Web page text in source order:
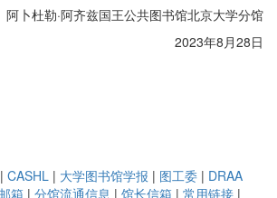
阿卜杜勒·阿齐兹国王公共图书馆北京大学分馆
2023年8月28日
| CASHL | 大学图书馆学报 | 图工委 | DRAA
箱 | 分馆流通信息 | 馆长信箱 | 常用链接 |